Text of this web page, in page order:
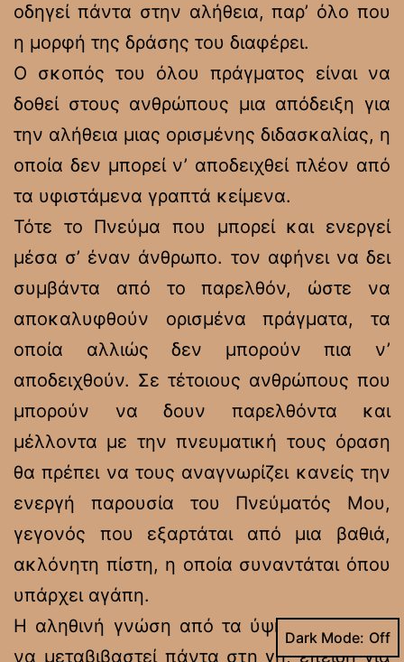
οδηγεί πάντα στην αλήθεια, παρ’ όλο που
η μορφή της δράσης του διαφέρει.
Ο σκοπός του όλου πράγματος είναι να
δοθεί στους ανθρώπους μια απόδειξη για
την αλήθεια μιας ορισμένης διδασκαλίας, η
οποία δεν μπορεί ν’ αποδειχθεί πλέον από
τα υφιστάμενα γραπτά κείμενα.
Τότε το Πνεύμα που μπορεί και ενεργεί
μέσα σ’ έναν άνθρωπο. τον αφήνει να δει
συμβάντα από το παρελθόν, ώστε να
αποκαλυφθούν ορισμένα πράγματα, τα
οποία αλλιώς δεν μπορούν πια ν’
αποδειχθούν. Σε τέτοιους ανθρώπους που
μπορούν να δουν παρελθόντα και
μέλλοντα με την πνευματική τους όραση
θα πρέπει να τους αναγνωρίζει κανείς την
ενεργή παρουσία του Πνεύματός Μου,
γεγονός που εξαρτάται από μια βαθιά,
ακλόνητη πίστη, η οποία συναντάται όπου
υπάρχει αγάπη.
Η αληθινή γνώση από τα ύψη δεν μπορεί
να μεταβιβαστεί πάντα στη γη, επειδή για
Dark Mode: